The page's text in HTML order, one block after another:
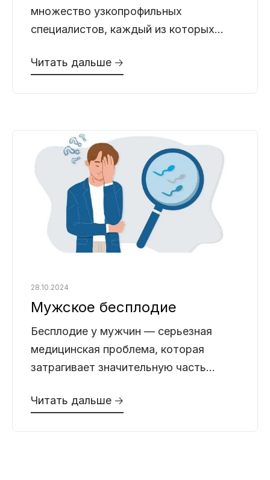
множество узкопрофильных
специалистов, каждый из которых
здоровья. Однако когда речь заходит
Читать дальше 🡢
Мужское бесплодие
28.10.2024
Бесплодие у мужчин — серьезная
медицинская проблема, которая
затрагивает значительную часть
детей. По статистике, мужское
Читать дальше 🡢